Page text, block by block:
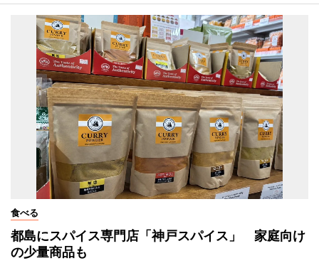
食べる
都島にスパイス専門店「神戸スパイス」 家庭向け
の少量商品も